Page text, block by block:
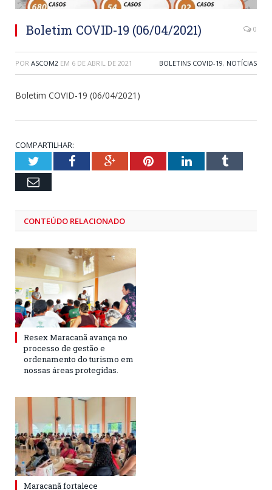
Boletim COVID-19 (06/04/2021) 0
POR ASCOM2 EM 6 DE ABRIL DE 2021 BOLETINS COVID-19, NOTÍCIAS
Boletim COVID-19 (06/04/2021)
COMPARTILHAR:
TwitterFacebookGoogle+PinterestLinkedInTumblr
Email
CONTEÚDO RELACIONADO
Resex Maracanã avança no
processo de gestão e
ordenamento do turismo em
nossas áreas protegidas.
Maracanã fortalece